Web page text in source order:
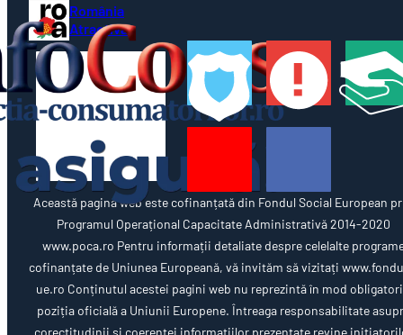
România
Atractivă
Această pagină web este cofinanțată din Fondul Social European
Programul Operațional Capacitate Administrativă 2014-2020
www.poca.ro Pentru informații detaliate despre celelalte
cofinanțate de Uniunea Europeană, vă invităm să vizitați
ue.ro Conținutul acestei pagini web nu reprezintă în mod
poziția oficială a Uniunii Europene. Întreaga responsabilitate
corectitudinii și coerenței informațiilor prezentate revine